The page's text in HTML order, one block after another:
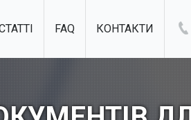
FAQ КОНТАКТИ